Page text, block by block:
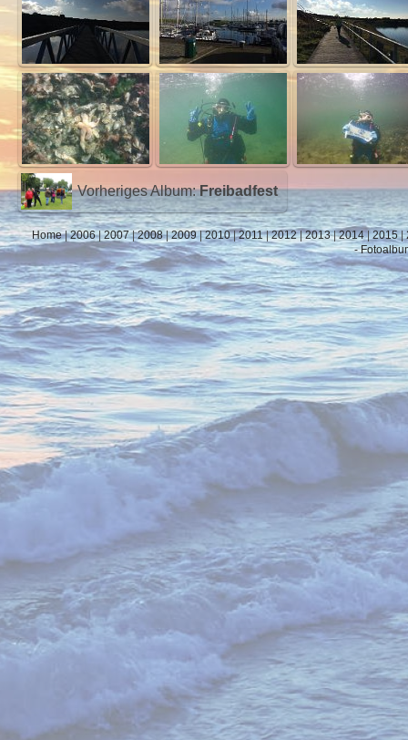
Vorheriges Album:Freibadfest
Home|2006|2007|2008|2009|2010|2011|2012|2013|2014|2015|
-